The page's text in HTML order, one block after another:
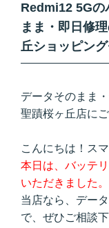
Redmi12 5Gの
まま・即日修
丘ショッピン
データそのまま
聖蹟桜ヶ丘店に
こんにちは！ス
本日は、バッテ
いただきました。
当店なら、デー
で、ぜひご相談下